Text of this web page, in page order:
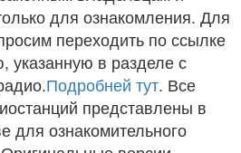
для ознакомления. Для
переходить по ссылке
указанную в разделе с
Подробней тут. Все
представлены в
для ознакомительного